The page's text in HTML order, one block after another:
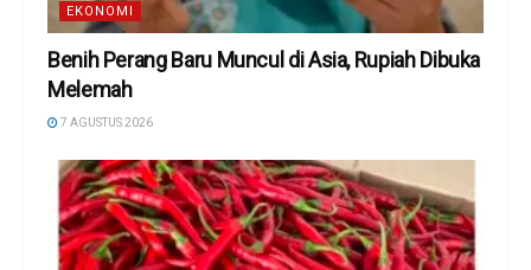
EKONOMI
Benih Perang Baru Muncul di Asia, Rupiah Dibuka
Melemah
7 AGUSTUS 2026